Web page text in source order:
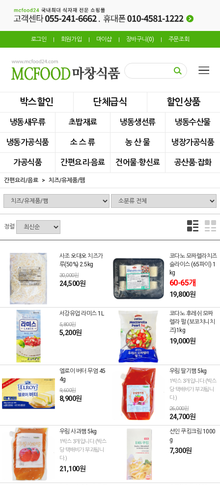
로그인 회원가입 마이샵 장바구니(0) 주문조회
박스할인 단체급식 할인상품
냉동새우류 초밥재료 냉동생선류 냉동수산물
냉동가공식품 소 스 류 농 산 물 냉장가공식품
가공식품 간편요리·음료 건어물·향신료 공산품·잡화
간편요리/음료 치즈/유제품/쨈
정렬
사조 오대오 치즈가
루(50%) 2.5kg
30,000원
24,500원
코다노 모짜렐라치즈
슬라이스 (65파이) 1
kg
60-65개
19,800원
서강유업 라미스 1L
5,800원
5,200원
코다노 후레쉬 모짜
렐라 펄 (보코치니치
즈)1kg
19,000원
엘로이 버터 무염 45
4g
9,600원
8,900원
우림 딸기쨈 5kg
1박스 3개입니다.(박스
당 택배비가 부과됩니
다.)
26,000원
24,700원
우림 사과쨈 5kg
1박스 3개입니다.(박스
당 택배비가 부과됩니
다.)
21,100원
선인 쿠킹크림 1000
g
7,300원